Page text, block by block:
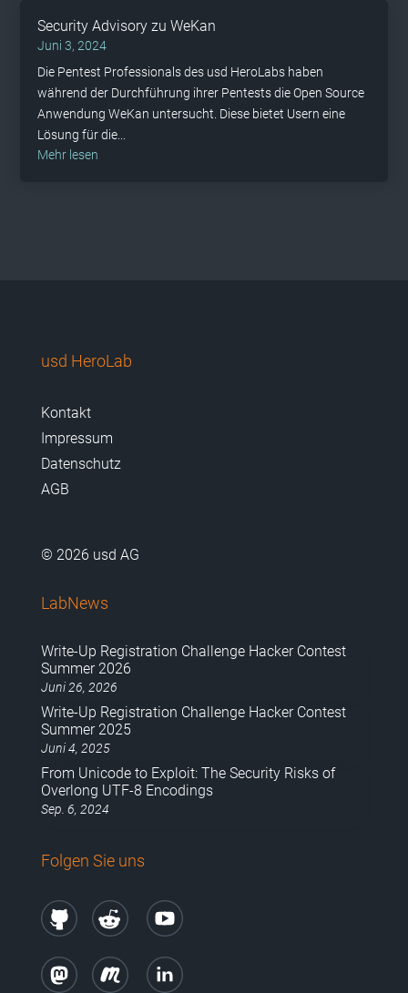
Security Advisory zu WeKan
Juni 3, 2024
Die Pentest Professionals des usd HeroLabs haben
während der Durchführung ihrer Pentests die Open Source
Anwendung WeKan untersucht. Diese bietet Usern eine
Lösung für die...
mehr lesen
usd HeroLab
Kontakt
Impressum
Datenschutz
AGB
© 2026 usd AG
LabNews
Write-Up Registration Challenge Hacker Contest
Summer 2026
Juni 26, 2026
Write-Up Registration Challenge Hacker Contest
Summer 2025
Juni 4, 2025
From Unicode to Exploit: The Security Risks of
Overlong UTF-8 Encodings
Sep. 6, 2024
Folgen Sie uns